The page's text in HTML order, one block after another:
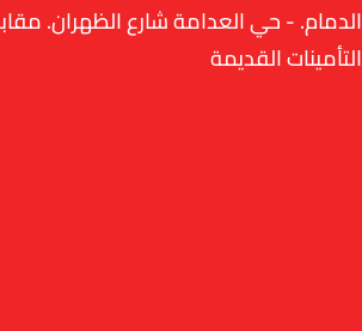
الدمام. - حي العدامة شارع الظهران.
التأمينات القديمة